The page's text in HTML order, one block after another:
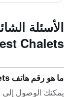
الأسئلة
Chalets
ما هو رقم هاتف Ravensbourne Forest Chalets؟